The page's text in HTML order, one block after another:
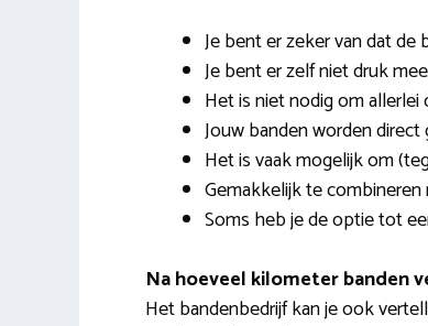
Je bent er zeker van dat
Je bent er zelf niet druk
Het is niet nodig om allerlei
Jouw banden worden
Het is vaak mogelijk om
Gemakkelijk te
Soms heb je de optie tot
Na hoeveel kilometer banden
Het bandenbedrijf kan je ook